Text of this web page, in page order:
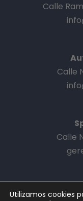
Calle
Calle
Calle
Utilizamos cookies